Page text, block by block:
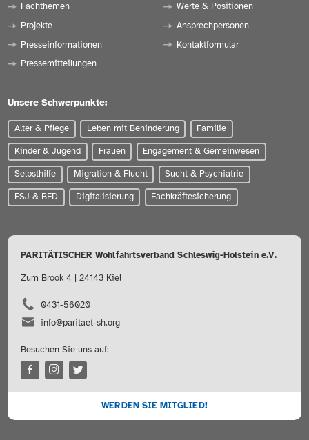
Fachthemen
Projekte
Presseinformationen
Pressemitteilungen
Werte & Positionen
Ansprechpersonen
Kontaktformular
Unsere Schwerpunkte:
Alter & Pflege Leben mit Behinderung Familie
Kinder & Jugend Frauen Engagement & Gemeinwesen
Selbsthilfe Migration & Flucht Sucht & Psychiatrie
FSJ & BFD Digitalisierung Fachkräftesicherung
PARITÄTISCHER Wohlfahrtsverband Schleswig-Holstein e.V.
Zum Brook 4 | 24143 Kiel
0431-56020
info@paritaet-sh.org
Besuchen Sie uns auf:
WERDEN SIE MITGLIED!